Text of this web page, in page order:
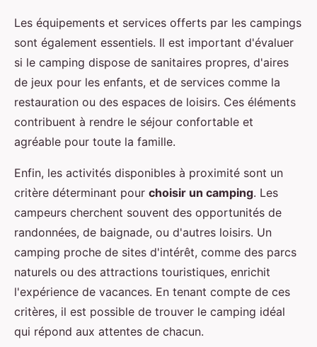
Les équipements et services offerts par les campings
sont également essentiels. Il est important d'évaluer
si le camping dispose de sanitaires propres, d'aires
de jeux pour les enfants, et de services comme la
restauration ou des espaces de loisirs. Ces éléments
contribuent à rendre le séjour confortable et
agréable pour toute la famille.
Enfin, les activités disponibles à proximité sont un
critère déterminant pour choisir un camping. Les
campeurs cherchent souvent des opportunités de
randonnées, de baignade, ou d'autres loisirs. Un
camping proche de sites d'intérêt, comme des parcs
naturels ou des attractions touristiques, enrichit
l'expérience de vacances. En tenant compte de ces
critères, il est possible de trouver le camping idéal
qui répond aux attentes de chacun.